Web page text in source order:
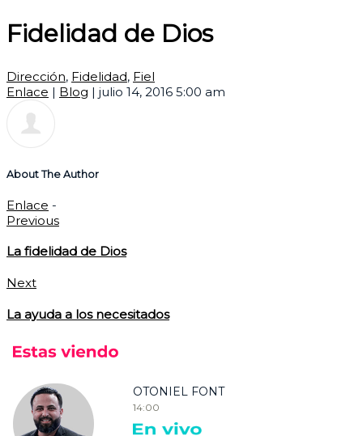
Fidelidad de Dios
Dirección, Fidelidad, Fiel
Enlace | Blog | julio 14, 2016 5:00 am
About The Author
Enlace -
Previous
La fidelidad de Dios
Next
La ayuda a los necesitados